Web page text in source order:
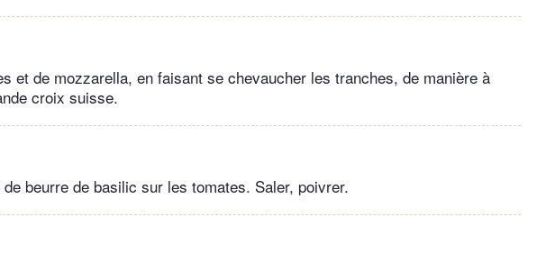
et de mozzarella, en faisant se chevaucher les tranches, de manière à
croix suisse.
beurre de basilic sur les tomates. Saler, poivrer.